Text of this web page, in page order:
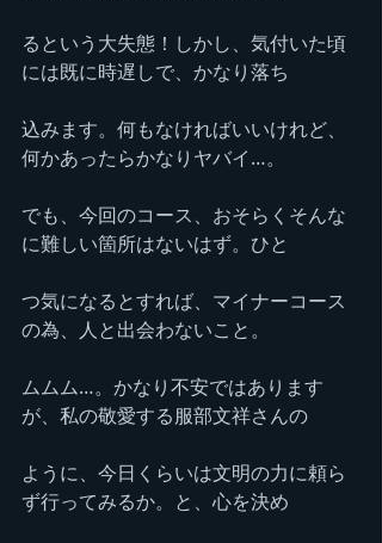
るという大失態！しかし、気付いた頃
には既に時遅しで、かなり落ち
込みます。何もなければいいけれど、
何かあったらかなりヤバイ…。
でも、今回のコース、おそらくそんな
に難しい箇所はないはず。ひと
つ気になるとすれば、マイナーコース
の為、人と出会わないこと。
ムムム…。かなり不安ではあります
が、私の敬愛する服部文祥さんの
ように、今日くらいは文明の力に頼ら
ず行ってみるか。と、心を決め